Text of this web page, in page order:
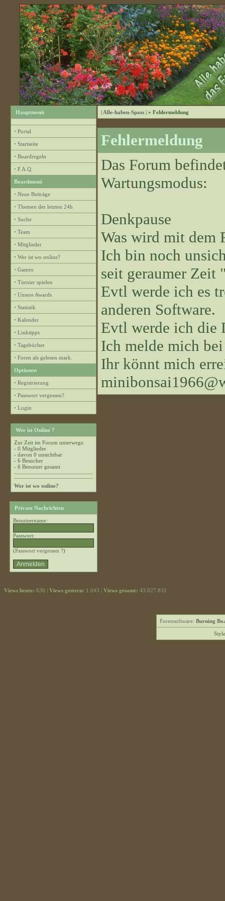
Hauptmenü
· Portal
· Startseite
· Boardregeln
· F.A.Q.
Boardmenü
· Neue Beiträge
· Themen der letzten 24h
· Suche
· Team
· Mitglieder
· Wer ist wo online?
· Games
· Turnier spielen
· Unsere Awards
· Statistik
· Kalender
· Linktipps
· Tagebücher
· Foren als gelesen mark.
Optionen
· Registrierung
· Passwort vergessen?
· Login
Wer ist Online ?
Zur Zeit im Forum unterwegs:
- 0 Mitglieder
- davon 0 unsichtbar
- 6 Besucher
- 6 Benutzer gesamt
Wer ist wo online?
Private Nachrichten
Benutzername:
Passwort:
(Passwort vergessen ?)
| Alle-haben-Spass | » Fehlermeldung
Fehlermeldung
Das Forum
Wartungsmodus:
Denkpause
Was wird mit dem
Ich bin noch
seit geraumer Zeit
Evtl werde ich es
anderen Software.
Evtl werde ich die
Ich melde mich
Ihr könnt mich
Views heute: 636 | Views gestern: 1.043 | Views gesamt: 43.027.831
Forensoftware: Burning